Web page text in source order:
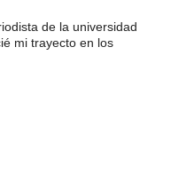
de la universidad
mi trayecto en los